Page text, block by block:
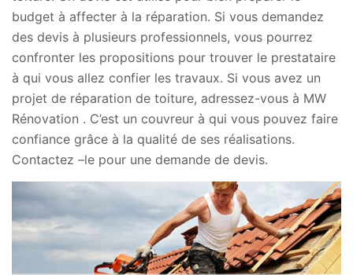
budget à affecter à la réparation. Si vous demandez
des devis à plusieurs professionnels, vous pourrez
confronter les propositions pour trouver le prestataire
à qui vous allez confier les travaux. Si vous avez un
projet de réparation de toiture, adressez-vous à MW
Rénovation . C’est un couvreur à qui vous pouvez faire
confiance grâce à la qualité de ses réalisations.
Contactez –le pour une demande de devis.